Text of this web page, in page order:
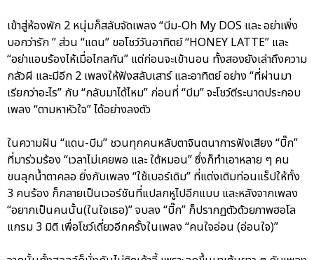
เข้าสู่ห้องพัก 2 หนุ่มก็สลับจัดเพลง “บีม-Oh My DOS และ อย่าเพิ่ง
บอกว่ารัก ” ส่วน “แดน” ขอโชว์วันอาทิตย์ “HONEY LATTE” และ
“อย่าแอบร้องไห้เมื่อไกลกัน” แต่ก่อนจะเข้านอน ทั้งสองยังเล่าถึงความ
กลัวผี และมีอีก 2 เพลงให้ฟังสลับเสาร์ และอาทิตย์ อย่าง “ที่ผ่านมา
เรียกว่าอะไร” กับ “กลับมาได้ไหม” ก่อนที่ “บีม” จะโชว์ตีระนาดประกอบ
เพลง “ตามหาหัวใจ” ได้อย่างลงตัว
ในความฝัน “แดน-บีม” ชวนทุกคนหลับตาจินตนาการฟังเสียง “บิ๊ก”
ที่มาร่วมร้อง “เวลาไม่เคยพอ และ ใต้หมอน” ซึ่งก็ทำเอาหลาย ๆ คน
ขนลุกน้ำตาคลอ ยิ่งกับเพลง “ใช้เบอร์เดิม” ที่แต่งเติมท่อนแร็ปให้ทั้ง
3 คนร้อง ก็กลายเป็นเวอร์ชันที่แปลกหูไปอีกแบบ และหลังจากเพลง
“อยากเป็นคนนั้น(ในใจเธอ)” จบลง “บิ๊ก” ก็ปรากฏตัวด้วยภาพฮอโล
แกรม 3 มิติ เพื่อโชว์เดี่ยวอีกครั้งในเพลง “คนใจอ่อน (อ่อนใจ)”